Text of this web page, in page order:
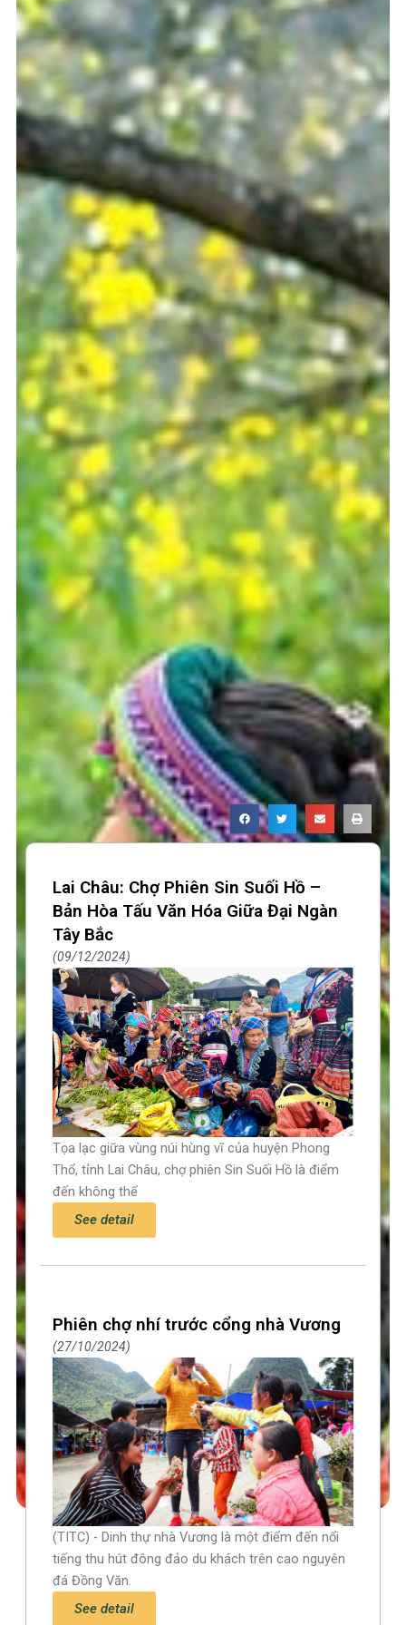
Lai Châu: Chợ Phiên Sin Suối Hồ –
Bản Hòa Tấu Văn Hóa Giữa Đại Ngàn
Tây Bắc
09/12/2024
Tọa lạc giữa vùng núi hùng vĩ của huyện Phong
Thổ, tỉnh Lai Châu, chợ phiên Sin Suối Hồ là điểm
đến không thể
See detail
Phiên chợ nhí trước cổng nhà Vương
27/10/2024
(TITC) - Dinh thự nhà Vương là một điểm đến nổi
tiếng thu hút đông đảo du khách trên cao nguyên
đá Đồng Văn.
See detail